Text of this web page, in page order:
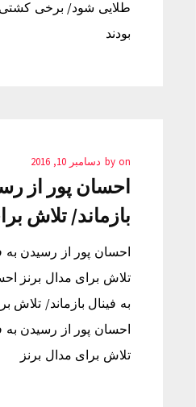
طلایی شود/ برخی
بودند
by on دسامبر 10, 2016
احسان پور از
بازماند/ تلاش
احسان پور از رسیدن به
تلاش برای مدال برنز
به فینال بازماند/ تلاش
احسان پور از رسیدن به
تلاش برای مدال برنز